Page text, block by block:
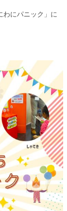
にパニック」に